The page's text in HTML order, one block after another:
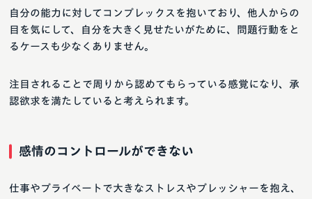
自分の能力に対してコンプレックスを抱いており、他人からの
目を気にして、自分を大きく見せたいがために、問題行動をと
るケースも少なくありません。
注目されることで周りから認めてもらっている感覚になり、承
認欲求を満たしていると考えられます。
感情のコントロールができない
仕事やプライベートで大きなストレスやプレッシャーを抱え、